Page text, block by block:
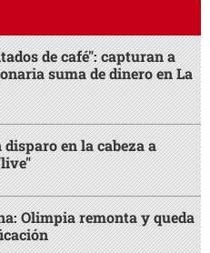
de café": capturan a
suma de dinero en La
en la cabeza a
Olimpia remonta y queda